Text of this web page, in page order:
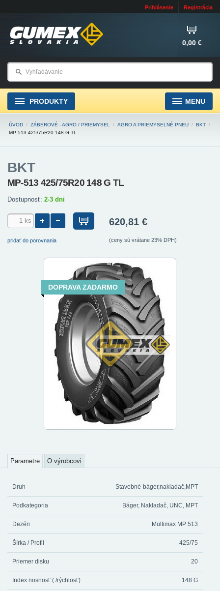
Prihlásenie Registrácia
0,00 €
PRODUKTY MENU
ÚVOD / ZÁBEROVÉ - AGRO / PRIEMYSEL / AGRO A PRIEMYSELNÉ PNEU / BKT /
MP-513 425/75R20 148 G TL
BKT
MP-513 425/75R20 148 G TL
Dostupnosť: 2-3 dni
pridať do porovnania
620,81 €
(ceny sú vrátane 23% DPH)
DOPRAVA ZADARMO
Parametre O výrobcovi
Druh Stavebné-báger,nakladač,MPT
Podkategoria Báger, Nakladač, UNC, MPT
Dezén Multimax MP 513
Šírka / Profil 425/75
Priemer disku 20
Index nosnosť ( /rýchlosť) 148 G